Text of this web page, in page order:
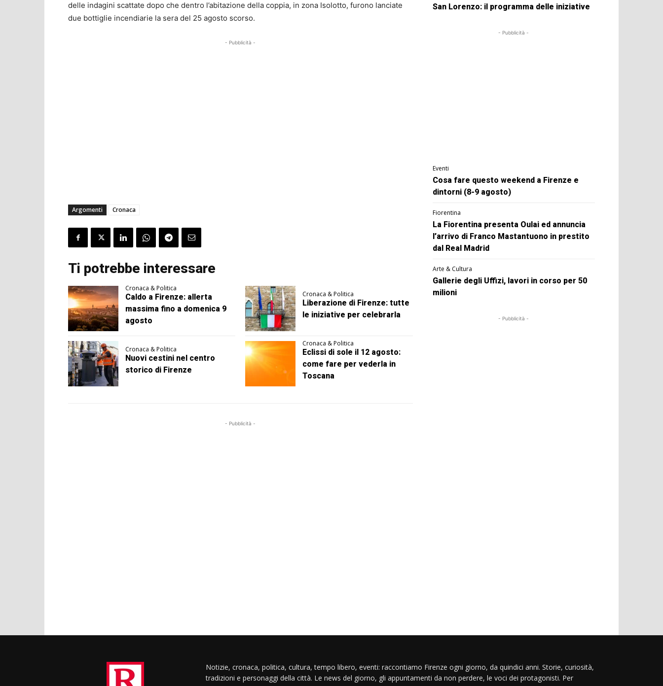
delle indagini scattate dopo che dentro l’abitazione della coppia, in zona Isolotto, furono lanciate
due bottiglie incendiarie la sera del 25 agosto scorso.
- Pubblicità -
Argomenti Cronaca
Ti potrebbe interessare
Cronaca & Politica
Caldo a Firenze: allerta
massima fino a domenica 9
agosto
Cronaca & Politica
Liberazione di Firenze: tutte
le iniziative per celebrarla
Cronaca & Politica
Nuovi cestini nel centro
storico di Firenze
Cronaca & Politica
Eclissi di sole il 12 agosto:
come fare per vederla in
Toscana
- Pubblicità -
San Lorenzo: il programma delle iniziative
- Pubblicità -
Eventi
Cosa fare questo weekend a Firenze e
dintorni (8-9 agosto)
Fiorentina
La Fiorentina presenta Oulai ed annuncia
l’arrivo di Franco Mastantuono in prestito
dal Real Madrid
Arte & Cultura
Gallerie degli Uffizi, lavori in corso per 50
milioni
- Pubblicità -
Notizie, cronaca, politica, cultura, tempo libero, eventi: raccontiamo Firenze ogni giorno, da quindici anni. Storie, curiosità,
tradizioni e personaggi della città. Le news del giorno, gli appuntamenti da non perdere, le voci dei protagonisti. Per